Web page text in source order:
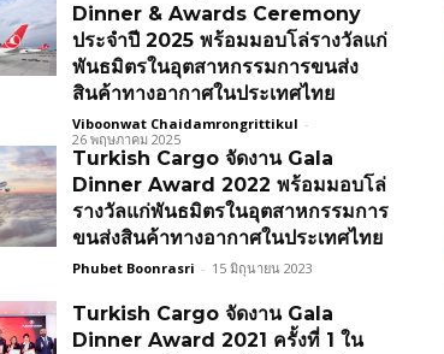
Dinner & Awards Ceremony
ประจำปี 2025 พร้อมมอบโล่รางวัลแก่
พันธมิตรในอุตสาหกรรมการขนส่ง
สินค้าทางอากาศในประเทศไทย
Viboonwat Chaidamrongrittikul -
26 พฤษภาคม 2025
Turkish Cargo จัดงาน Gala
Dinner Award 2022 พร้อมมอบโล่
รางวัลแก่พันธมิตรในอุตสาหกรรมการ
ขนส่งสินค้าทางอากาศในประเทศไทย
Phubet Boonrasri - 15 มิถุนายน 2023
Turkish Cargo จัดงาน Gala
Dinner Award 2021 ครั้งที่ 1 ใน